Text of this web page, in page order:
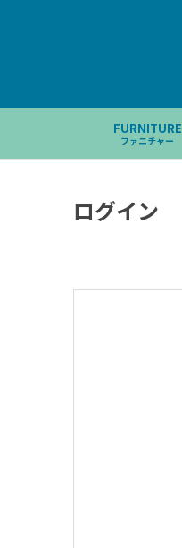
FURNITURE
ファニチャー
ログイン